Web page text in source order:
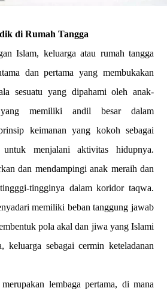
di Rumah Tangga
Islam, keluarga atau rumah tangga
dan pertama yang membukakan
sesuatu yang dipahami oleh anak-
memiliki andil besar dalam
keimanan yang kokoh sebagai
menjalani aktivitas hidupnya.
dan mendampingi anak meraih dan
tingginya dalam koridor taqwa.
memiliki beban tanggung jawab
pola akal dan jiwa yang Islami
keluarga sebagai cermin keteladanan
lembaga pertama, di mana